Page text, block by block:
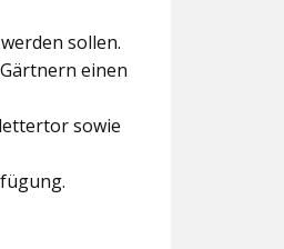
sollen.
einen
sowie